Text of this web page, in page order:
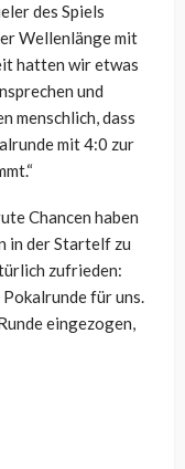
des Spiels
Wellenlänge mit
hatten wir etwas
und
menschlich, dass
mit 4:0 zur
Chancen haben
in der Startelf zu
zufrieden:
für uns.
eingezogen,